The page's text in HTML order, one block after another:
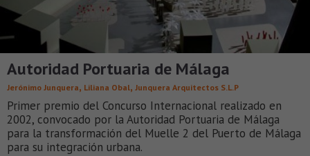
Autoridad Portuaria de Málaga
Jerónimo Junquera, Liliana Obal, Junquera Arquitectos S.L.P
Primer premio del Concurso Internacional realizado en
2002, convocado por la Autoridad Portuaria de Málaga
para la transformación del Muelle 2 del Puerto de Málaga
para su integración urbana.